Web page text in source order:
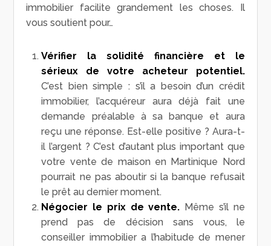
immobilier facilite grandement les choses. Il
vous soutient pour…
Vérifier la solidité financière et le
sérieux de votre acheteur potentiel.
C’est bien simple : s’il a besoin d’un crédit
immobilier, l’acquéreur aura déjà fait une
demande préalable à sa banque et aura
reçu une réponse. Est-elle positive ? Aura-t-
il l’argent ? C’est d’autant plus important que
votre vente de maison en Martinique Nord
pourrait ne pas aboutir si la banque refusait
le prêt au dernier moment.
Négocier le prix de vente. Même s’il ne
prend pas de décision sans vous, le
conseiller immobilier a l’habitude de mener